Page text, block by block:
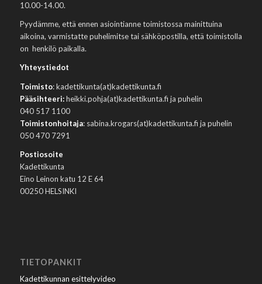
10.00-14.00.
Pyydämme, että ennen asiointianne toimistossa mainittuina
aikoina, varmistatte puhelimitse tai sähköpostilla, että toimistolla
on henkilö paikalla.
Yhteystiedot
Toimisto: kadettikunta(at)kadettikunta.fi
Pääsihteeri:heikki.pohja(at)kadettikunta.fi ja puhelin
040 517 1100
Toimistonhoitaja: sabina.krogars(at)kadettikunta.fi ja puhelin
050 470 7291
Postiosoite
Kadettikunta
Eino Leinon katu 12 E 64
00250 HELSINKI
TIETOPANKIT
Kadettikunnan esittelyvideo